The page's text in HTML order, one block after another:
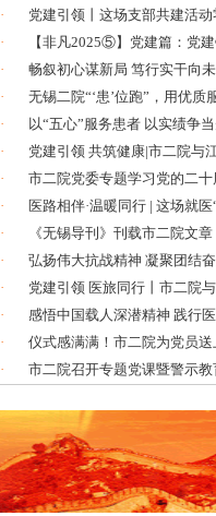
·
党建引领丨这场支部共建活
·
【非凡2025⑤】党建篇：党
·
畅叙初心谋新局 笃行实干向
·
无锡二院“‘患’位跑”，用优质
·
以“五心”服务患者 以实绩争
·
党建引领 共筑健康|市二院与
·
市二院党委专题学习党的二
·
医路相伴·温暖同行 | 这场就
·
《无锡导刊》刊载市二院文
·
弘扬伟大抗战精神 凝聚团结
·
党建引领 医旅同行丨市二院
·
感悟中国载人深潜精神 践行
·
仪式感满满！市二院为党员送
·
市二院召开专题党课暨警示教